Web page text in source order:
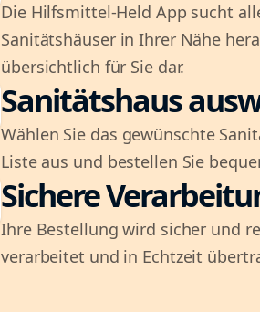
Die Hilfsmittel-Held App sucht
Sanitätshäuser in Ihrer Nähe
übersichtlich für Sie dar.
Sanitätshaus
Wählen Sie das gewünschte
Liste aus und bestellen Sie
Sichere
Ihre Bestellung wird sicher und
verarbeitet und in Echtzeit